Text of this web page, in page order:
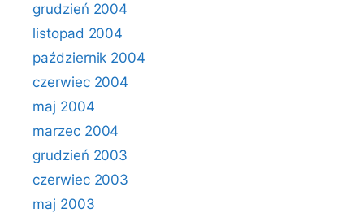
grudzień 2004
listopad 2004
październik 2004
czerwiec 2004
maj 2004
marzec 2004
grudzień 2003
czerwiec 2003
maj 2003